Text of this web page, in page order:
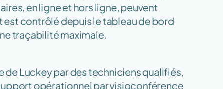
en ligne et hors ligne, peuvent
est contrôlé depuis le tableau de bord
traçabilité maximale.
de Luckey par des techniciens qualifiés,
opérationnel par visioconférence